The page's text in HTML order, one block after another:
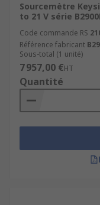
Sourcemètre
to 21 V série
Code commande RS
Référence fabricant
Sous-total (1 unité)
7 957,00 €HT
Quantité